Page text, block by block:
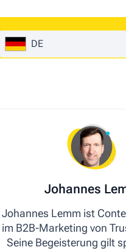
DE
Johannes
Johannes Lemm ist
im B2B-Marketing von
Seine Begeisterung gilt